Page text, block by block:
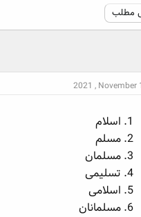
: استرداد، تحویل، تفویض،
: گردن نهادن، پذیرفتن، واگذاری
مطلب
2021 , November
اسلام
مسلم
مسلمان
تسلیمی
اسلامی
مسلمانان